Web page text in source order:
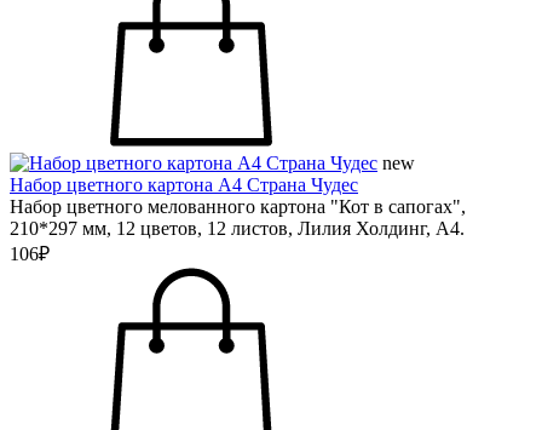
new
Набор цветного картона А4 Страна Чудес
Набор цветного мелованного картона "Кот в сапогах",
210*297 мм, 12 цветов, 12 листов, Лилия Холдинг, А4.
106₽